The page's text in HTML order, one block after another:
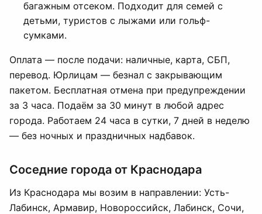
багажным отсеком. Подходит для семей с
детьми, туристов с лыжами или гольф-
сумками.
Оплата — после подачи: наличные, карта, СБП,
перевод. Юрлицам — безнал с закрывающим
пакетом. Бесплатная отмена при предупреждении
за 3 часа. Подаём за 30 минут в любой адрес
города. Работаем 24 часа в сутки, 7 дней в неделю
— без ночных и праздничных надбавок.
Соседние города от Краснодара
Из Краснодара мы возим в направлении: Усть-
Лабинск, Армавир, Новороссийск, Лабинск, Сочи,